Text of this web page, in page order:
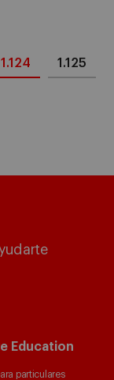
1.124 1.125
Education
particulares